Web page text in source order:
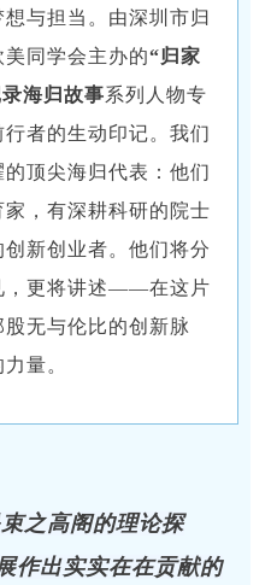
与担当。 由深圳市归
美同学会主办的“归家
海归故事系列人物专
者的生动印记。我们
顶尖海归代表：他们
，有深耕科研的院士
新创业者。他们将分
，更将讲述——在这片
无与伦比的创新脉
量。
之高阁的理论探
作出实实在在贡献的